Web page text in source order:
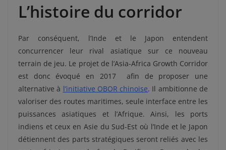
L’histoire du corridor
Par conséquent, l’Inde et le Japon entendent
concurrencer leur rival asiatique sur ce nouveau
terrain de jeu. Le projet de l’Asia-Africa Growth Corridor
est donc évoqué en 2017 afin de proposer une
alternative à l’initiative OBOR chinoise. Il ambitionne de
valoriser des routes maritimes, seule interface entre les
puissances asiatiques et l’Afrique. Ainsi, les ports
indiens et ceux en Asie du Sud-Est où l’Inde et le Japon
détiennent des parts stratégiques seront reliés avec les